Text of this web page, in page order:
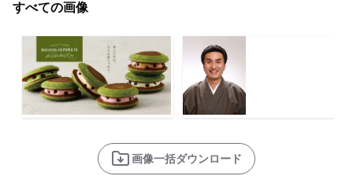
すべての画像
画像一括ダウンロード